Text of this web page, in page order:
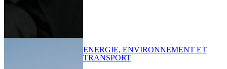
ENERGIE, ENVIRONNEMENT ET
TRANSPORT